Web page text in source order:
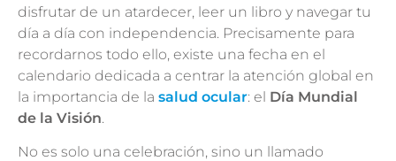
disfrutar de un atardecer, leer un libro y navegar tu
día a día con independencia. Precisamente para
recordarnos todo ello, existe una fecha en el
calendario dedicada a centrar la atención global en
la importancia de la salud ocular: el Día Mundial
de la Visión.
No es solo una celebración, sino un llamado